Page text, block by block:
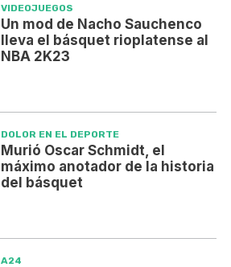
VIDEOJUEGOS
Un mod de Nacho Sauchenco
lleva el básquet rioplatense al
NBA 2K23
DOLOR EN EL DEPORTE
Murió Oscar Schmidt, el
máximo anotador de la historia
del básquet
A24